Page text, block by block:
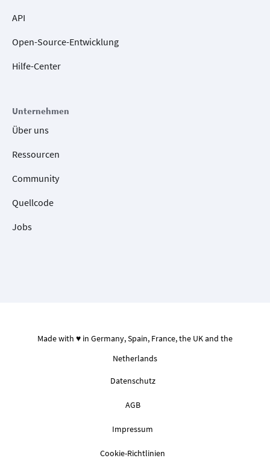
API
Open-Source-Entwicklung
Hilfe-Center
Unternehmen
Über uns
Ressourcen
Community
Quellcode
Jobs
Made with ♥ in Germany, Spain, France, the UK and the
Netherlands
Datenschutz
AGB
Impressum
Cookie-Richtlinien